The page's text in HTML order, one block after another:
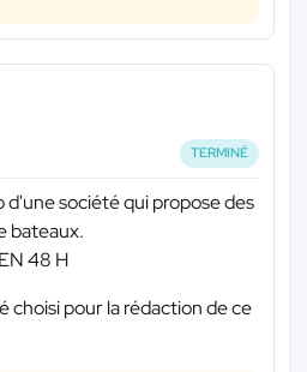
TERMINÉ
d'une société qui propose des
bateaux.
48 H
choisi pour la rédaction de ce